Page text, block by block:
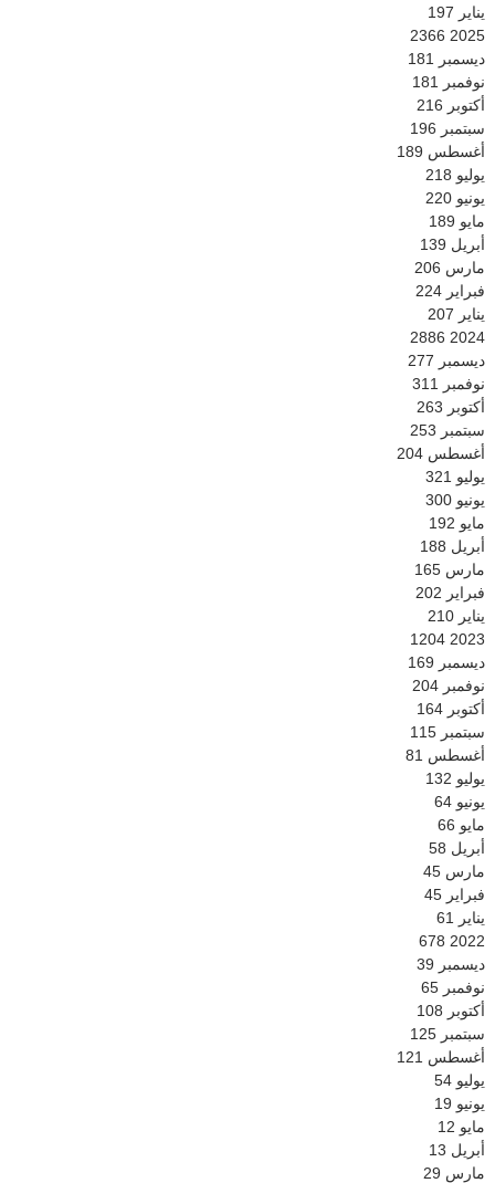
يناير 197
2025
2366
ديسمبر
181
نوفمبر
181
أكتوبر 216
سبتمبر 196
أغسطس 189
يوليو 218
يونيو 220
مايو 189
أبريل 139
مارس 206
فبراير 224
يناير 207
2024
2886
ديسمبر 277
نوفمبر
311
أكتوبر 263
سبتمبر 253
أغسطس 204
يوليو 321
يونيو 300
مايو 192
أبريل 188
مارس 165
فبراير 202
يناير 210
2023
1204
ديسمبر 169
نوفمبر 204
أكتوبر 164
سبتمبر 115
أغسطس 81
يوليو 132
يونيو 64
مايو 66
أبريل 58
مارس 45
فبراير 45
يناير
61
2022
678
ديسمبر 39
نوفمبر 65
أكتوبر 108
سبتمبر 125
أغسطس 121
يوليو 54
يونيو 19
مايو 12
أبريل 13
مارس 29